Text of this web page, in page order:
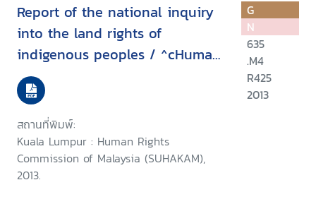
Report of the national inquiry
into the land rights of
indigenous peoples / ^cHuman
Rights Commission of Malaysia
(SUHAKAM)
สถานที่พิมพ์:
Kuala Lumpur : Human Rights
Commission of Malaysia (SUHAKAM),
2013.
G
N
635
.M4
R425
2013